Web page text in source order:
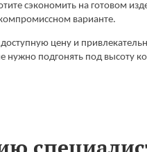
сэкономить на готовом
варианте.
цену и
нужно подгонять под высоту